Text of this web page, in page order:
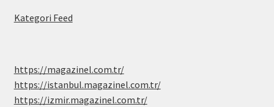
Kategori Feed
https://magazinel.com.tr/
https://istanbul.magazinel.com.tr/
https://izmir.magazinel.com.tr/